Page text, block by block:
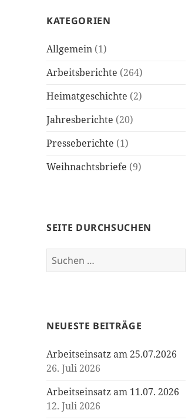
KATEGORIEN
Allgemein (1)
Arbeitsberichte (264)
Heimatgeschichte (2)
Jahresberichte (20)
Presseberichte (1)
Weihnachtsbriefe (9)
SEITE DURCHSUCHEN
Suchen
nach:
NEUESTE BEITRÄGE
Arbeitseinsatz am 25.07.2026
26. Juli 2026
Arbeitseinsatz am 11.07. 2026
12. Juli 2026